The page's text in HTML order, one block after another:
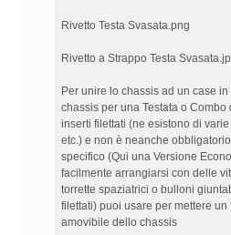
Rivetto Testa Svasata.png
Rivetto a Strappo Testa
Per unire lo chassis ad un case
chassis per una Testata o
inserti filettati (ne esistono di
etc.) e non è neanche
specifico (Qui una Versione
facilmente arrangiarsi con delle
torrette spaziatrici o bulloni
filettati) puoi usare per mettere
amovibile dello chassis